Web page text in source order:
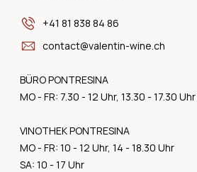
+41 81 838 84 86
contact@valentin-wine.ch
BÜRO PONTRESINA
MO - FR: 7.30 - 12 Uhr, 13.30 - 17.30 Uhr
VINOTHEK PONTRESINA
MO - FR: 10 - 12 Uhr, 14 - 18.30 Uhr
SA: 10 - 17 Uhr